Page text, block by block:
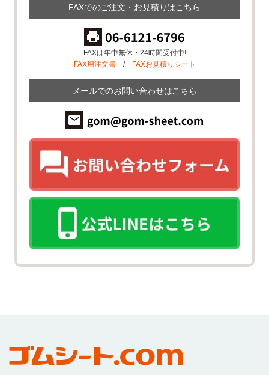
FAXでのご注文・お見積りはこちら
FAXは年中無休・24時間受付中!
FAX用注文書/ FAXお見積りシート
メールでのお問い合わせはこちら